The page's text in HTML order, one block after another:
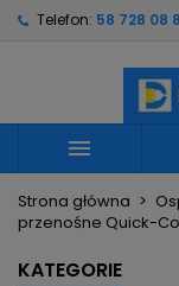
Telefon: 58 728 08

Strona główna
przenośne Quick-
KATEGORIE
Utwórz
Nazwa listy
Musisz być
swojej liście